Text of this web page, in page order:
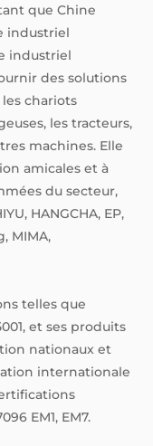
que Chine
industriel
industriel
des solutions
chariots
les tracteurs,
machines. Elle
amicales et à
du secteur,
HANGCHA, EP,
MIMA,
telles que
et ses produits
nationaux et
internationale
EM1, EM7.